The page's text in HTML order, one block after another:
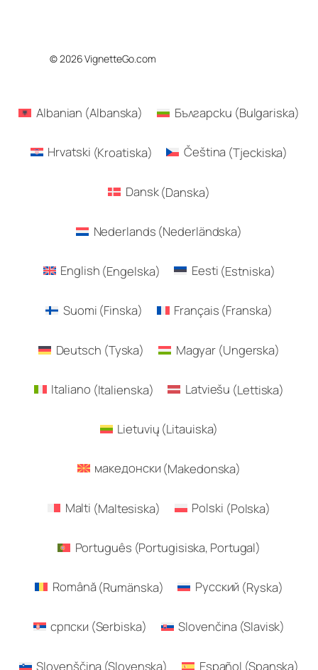
© 2026 VignetteGo.com
Albanian (Albanska) Български (Bulgariska)
Hrvatski (Kroatiska) Čeština (Tjeckiska)
Dansk(Danska)
Nederlands (Nederländska)
English (Engelska) Eesti (Estniska)
Suomi (Finska) Français (Franska)
Deutsch (Tyska) Magyar (Ungerska)
Italiano (Italienska) Latviešu (Lettiska)
Lietuvių (Litauiska)
македонски (Makedonska)
Malti (Maltesiska) Polski (Polska)
Português (Portugisiska, Portugal)
Română(Rumänska) Русский (Ryska)
српски (Serbiska) Slovenčina (Slavisk)
Slovenščina (Slovenska) Español (Spanska)